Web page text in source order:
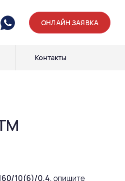
ОНЛАЙН ЗАЯВКА
Контакты
10(6)/0.4, опишите